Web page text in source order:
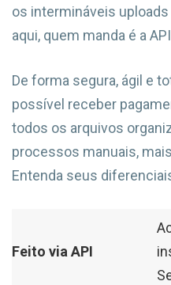
os intermináveis
aqui, quem manda é a
De forma segura, ágil e
possível receber
todos os arquivos
processos manuais,
Entenda seus
Feito via API